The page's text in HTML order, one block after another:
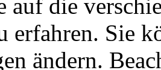
auf die
erfahren. Sie
ändern.